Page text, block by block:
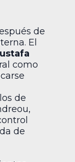
de
El
como
de
de